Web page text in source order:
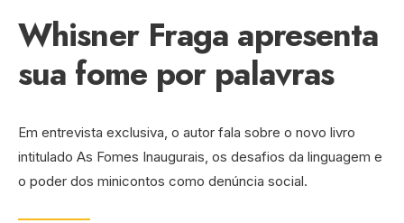
Whisner Fraga apresenta
sua fome por palavras
Em entrevista exclusiva, o autor fala sobre o novo livro
intitulado As Fomes Inaugurais, os desafios da linguagem e
o poder dos minicontos como denúncia social.